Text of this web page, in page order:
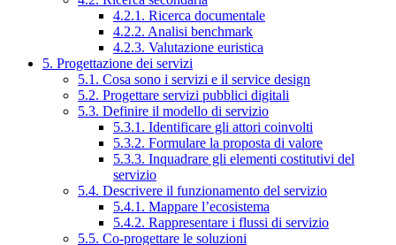
4.2.1. Ricerca documentale
4.2.2. Analisi benchmark
4.2.3. Valutazione euristica
5. Progettazione dei servizi
5.1. Cosa sono i servizi e il service design
5.2. Progettare servizi pubblici digitali
5.3. Definire il modello di servizio
5.3.1. Identificare gli attori coinvolti
5.3.2. Formulare la proposta di valore
5.3.3. Inquadrare gli elementi costitutivi del
servizio
5.4. Descrivere il funzionamento del servizio
5.4.1. Mappare l’ecosistema
5.4.2. Rappresentare i flussi di servizio
5.5. Co-progettare le soluzioni